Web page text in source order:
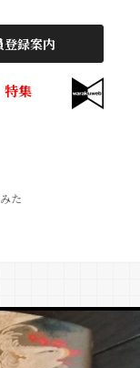
登録案内
特集
た